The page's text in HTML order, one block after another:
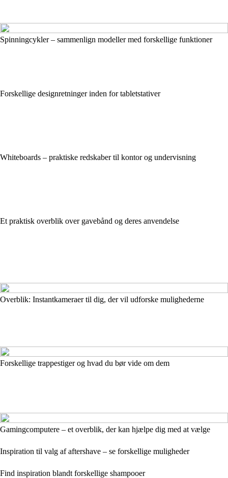
Spinningcykler – sammenlign modeller med forskellige funktioner
Forskellige designretninger inden for tabletstativer
Whiteboards – praktiske redskaber til kontor og undervisning
Et praktisk overblik over gavebånd og deres anvendelse
Overblik: Instantkameraer til dig, der vil udforske mulighederne
Forskellige trappestiger og hvad du bør vide om dem
Gamingcomputere – et overblik, der kan hjælpe dig med at vælge
Inspiration til valg af aftershave – se forskellige muligheder
Find inspiration blandt forskellige shampooer